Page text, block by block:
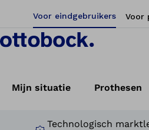
Voor eindgebruikers Voor
Mijn situatie Prothesen
Technologisch